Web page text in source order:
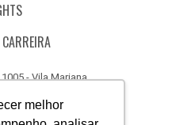
melhor
- Vila Mariana